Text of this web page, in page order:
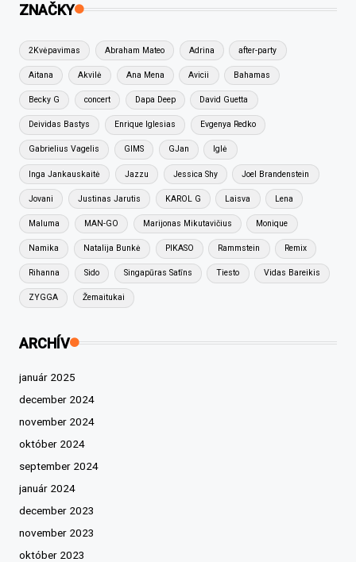
ZNAČKY
2Kvėpavimas Abraham Mateo Adrina after-party
Aitana Akvilė Ana Mena Avicii Bahamas
Becky G concert Dapa Deep David Guetta
Deividas Bastys Enrique Iglesias Evgenya Redko
Gabrielius Vagelis GIMS GJan Iglė
Inga Jankauskaitė Jazzu Jessica Shy Joel Brandenstein
Jovani Justinas Jarutis KAROL G Laisva Lena
Maluma MAN-GO Marijonas Mikutavičius Monique
Namika Natalija Bunkė PIKASO Rammstein Remix
Rihanna Sido Singapūras Satīns Tiesto Vidas Bareikis
ZYGGA Žemaitukai
ARCHÍV
január 2025
december 2024
november 2024
október 2024
september 2024
január 2024
december 2023
november 2023
október 2023